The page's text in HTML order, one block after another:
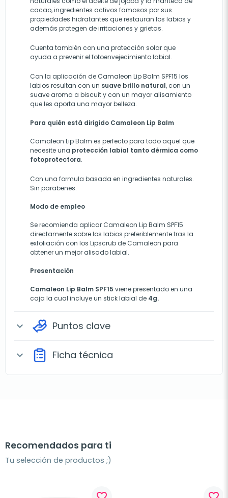
cacao, ingredientes activos famosos por sus
propiedades hidratantes que restauran los labios y
además protegen de irritaciones y grietas.
Cuenta también con una protección solar que
ayuda a prevenir el fotoenvejecimiento labial.
Con la aplicación de Camaleon Lip Balm SPF15 los
labios resultan con un suave brillo natural, con un
suave aroma a biscuit y con un mayor alisamiento
que les aporta una mayor belleza.
Para quién está dirigido Camaleon Lip Balm
Camaleon Lip Balm es perfecto para todo aquel que
necesite una protección labial tanto dérmica como
fotoprotectora.
Con una formula basada en ingredientes naturales.
Sin parabenes.
Modo de empleo
Se recomienda aplicar Camaleon Lip Balm SPF15
directamente sobre los labios preferiblemente tras la
exfoliación con los Lipscrub de Camaleon para
obtener un mejor alisado labial.
Presentación
Camaleon Lip Balm SPF15 viene presentado en una
caja la cual incluye un stick labial de 4g.
expand_more Puntos clave
expand_more Ficha técnica
Recomendados para ti
Tu selección de productos ;)